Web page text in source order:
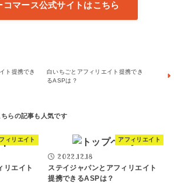
コマース公式サイトはこちら
ト提携でき
白いちごとアフィリエイト提携でき
るASPは？
ィリエイト
リエイト
アフィリエイト
2022.12.18
ステイジャパンとアフィリエイト
提携できるASPは？